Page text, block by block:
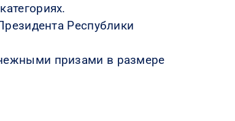
Республики
призами в размере